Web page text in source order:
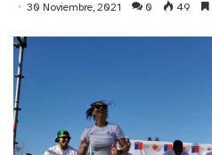
30 Noviembre, 2021 0 49